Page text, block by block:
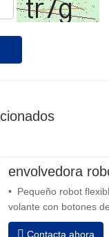
• Pequeño robot
volante con botones
avanzar y retroceder •
Contacta ahora